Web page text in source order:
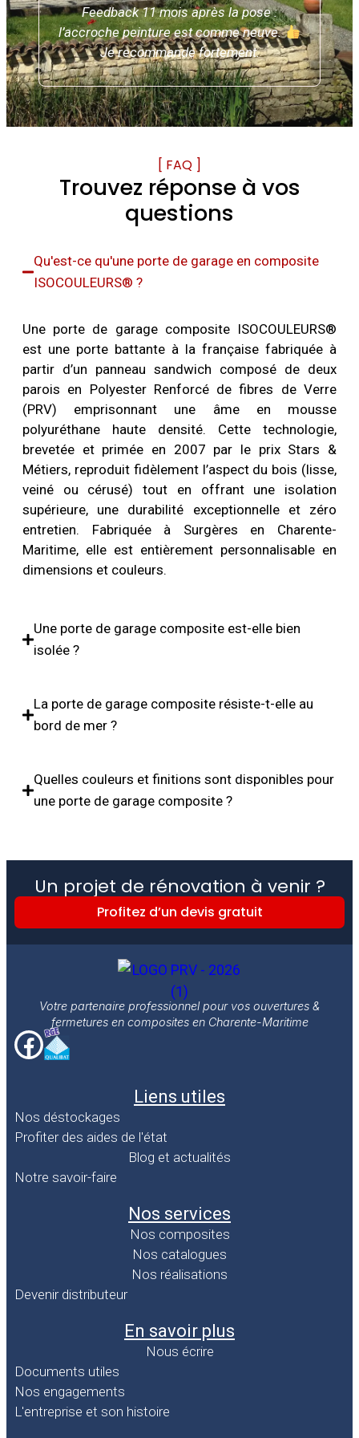
Feedback 11 mois après la pose :
l’accroche peinture est comme neuve.
Je recommande fortement.
[ FAQ ]
Trouvez réponse à vos
questions
Qu'est-ce qu'une porte de garage en composite
ISOCOULEURS® ?
Une porte de garage composite ISOCOULEURS®
est une porte battante à la française fabriquée à
partir d’un panneau sandwich composé de deux
parois en Polyester Renforcé de fibres de Verre
(PRV) emprisonnant une âme en mousse
polyuréthane haute densité. Cette technologie,
brevetée et primée en 2007 par le prix Stars &
Métiers, reproduit fidèlement l’aspect du bois (lisse,
veiné ou cérusé) tout en offrant une isolation
supérieure, une durabilité exceptionnelle et zéro
entretien. Fabriquée à Surgères en Charente-
Maritime, elle est entièrement personnalisable en
dimensions et couleurs.
Une porte de garage composite est-elle bien
isolée ?
La porte de garage composite résiste-t-elle au
bord de mer ?
Quelles couleurs et finitions sont disponibles pour
une porte de garage composite ?
Un projet de rénovation à venir ?
Profitez d’un devis gratuit
Votre partenaire professionnel pour vos ouvertures &
fermetures en composites en Charente-Maritime
Liens utiles
Nos déstockages
Profiter des aides de l'état
Blog et actualités
Notre savoir-faire
Nos services
Nos composites
Nos catalogues
Nos réalisations
Devenir distributeur
En savoir plus
Nous écrire
Documents utiles
Nos engagements
L'entreprise et son histoire